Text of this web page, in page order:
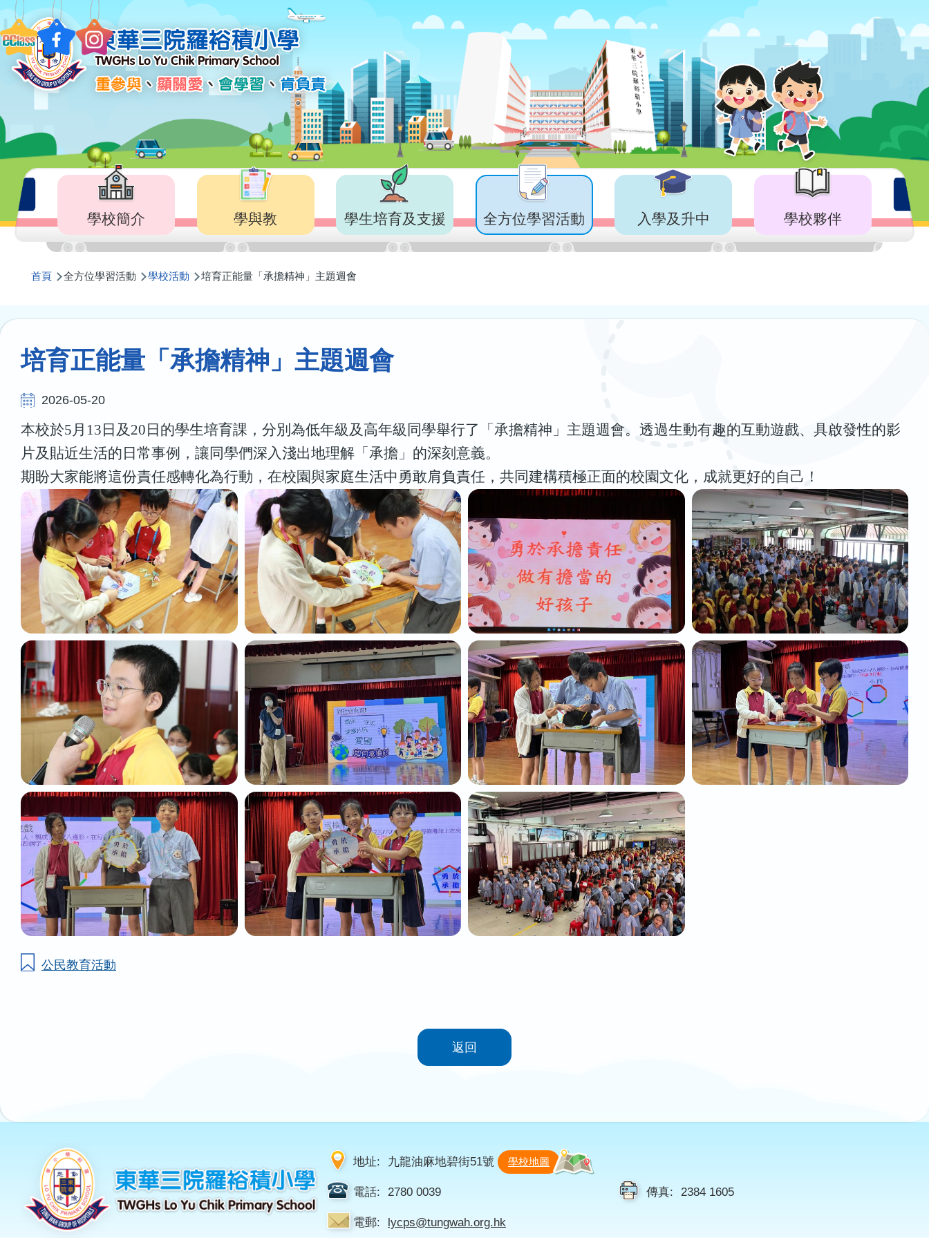
移至主內容
Main
navigation
學校簡介 學與教 學生培育及支援 全方位學習活動 入學及升中 學校夥伴
導
航
連
首頁 全方位學習活動 學校活動 培育正能量「承擔精神」主題週會
培育正能量「承擔精神」主題週會
2026-05-20
本校於5月13日及20日的學生培育課，分別為低年級及高年級同學舉行了「承擔精神」主題週會。透過生動有趣的互動遊戲、具啟發性的影
片及貼近生活的日常事例，讓同學們深入淺出地理解「承擔」的深刻意義。
期盼大家能將這份責任感轉化為行動，在校園與家庭生活中勇敢肩負責任，共同建構積極正面的校園文化，成就更好的自己！
公民教育活動
返回
地址: 九龍油麻地碧街51號 學校地圖
電話: 2780 0039 傳真: 2384 1605
電郵: lycps@tungwah.org.hk